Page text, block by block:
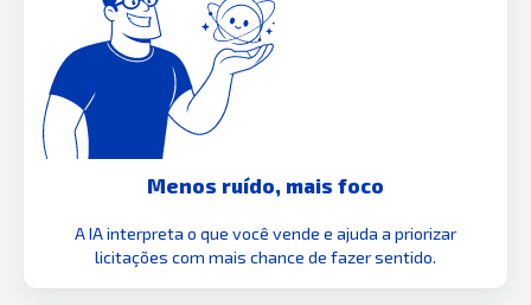
Menos ruído, mais foco
A IA interpreta o que você vende e ajuda a priorizar
licitações com mais chance de fazer sentido.